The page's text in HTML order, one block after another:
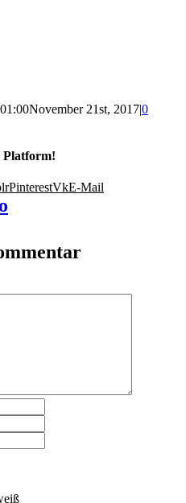
November 21st, 2017|0
Platform!
PinterestVkE-Mail